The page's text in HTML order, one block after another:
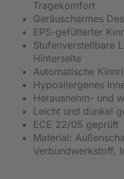
Tragekomfort
Geräuscharmes
EPS-gefütterter
Stufenverstellbare
Hinterseite
Automatische
Hypoallergenes
Herausnehm- und
Leicht und dunkel
ECE 22/05 geprüft
Material:
Verbundwerkstoff,